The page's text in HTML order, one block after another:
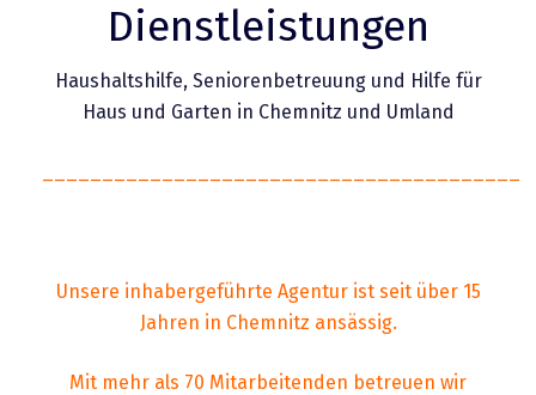
Dienstleistungen
Haushaltshilfe, Seniorenbetreuung und Hilfe für
Haus und Garten in Chemnitz und Umland
Unsere inhabergeführte Agentur ist seit über 15
Jahren in Chemnitz ansässig.
Mit mehr als 70 Mitarbeitenden betreuen wir